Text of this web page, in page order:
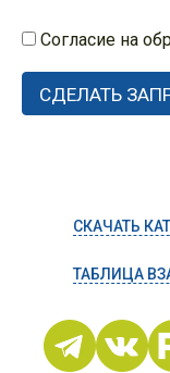
Согласие на
СКАЧАТЬ
ТАБЛИЦА